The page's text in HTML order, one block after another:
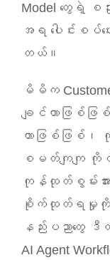
Model တွေရဲ့
အရ ပေါင်းစပ်
တယ်။
မိမိက
ချင်တာဖြစ်ဖ
တာဖြစ်ဖြစ်
စမတ်ကျကျ ကို
ကုန်ထုတ်စွမ်းအား
စိုက်ထုတ်ရမှုကို အမျ
နည်းပညာတွေ
AI Agent